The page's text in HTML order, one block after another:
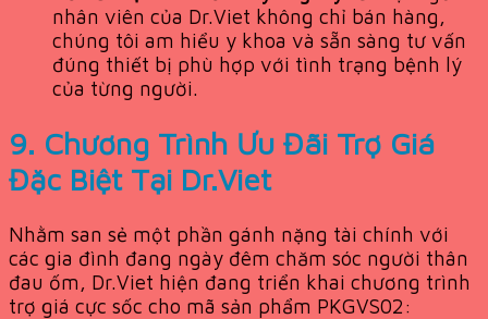
nhân viên của Dr.Viet không chỉ bán hàng,
chúng tôi am hiểu y khoa và sẵn sàng tư vấn
đúng thiết bị phù hợp với tình trạng bệnh lý
của từng người.
9. Chương Trình Ưu Đãi Trợ Giá
Đặc Biệt Tại Dr.Viet
Nhằm san sẻ một phần gánh nặng tài chính với
các gia đình đang ngày đêm chăm sóc người thân
đau ốm, Dr.Viet hiện đang triển khai chương trình
trợ giá cực sốc cho mã sản phẩm PKGVS02: